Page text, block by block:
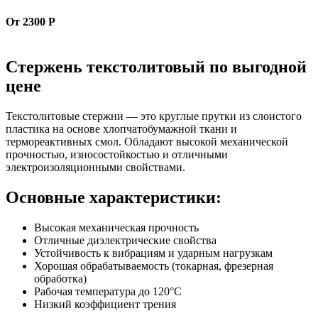
От 2300 Р
Стержень текстолитовый по выгодной
цене
Текстолитовые стержни — это круглые прутки из слоистого
пластика на основе хлопчатобумажной ткани и
термореактивных смол. Обладают высокой механической
прочностью, износостойкостью и отличными
электроизоляционными свойствами.
Основные характеристики:
Высокая механическая прочность
Отличные диэлектрические свойства
Устойчивость к вибрациям и ударным нагрузкам
Хорошая обрабатываемость (токарная, фрезерная
обработка)
Рабочая температура до 120°C
Низкий коэффициент трения